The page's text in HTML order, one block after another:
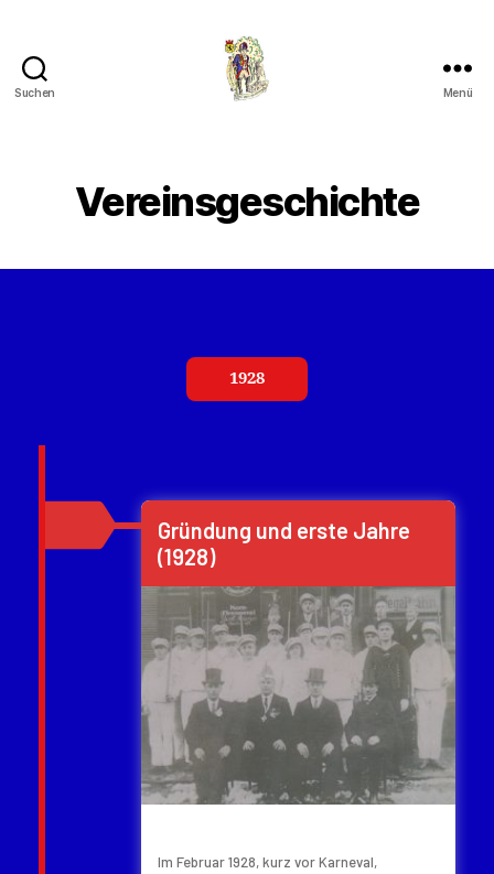
Suchen Menü
Vereinsgeschichte
1928
Gründung und erste Jahre
(1928)
Im Februar 1928, kurz vor Karneval,